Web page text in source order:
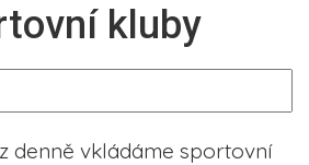
kluby
denně vkládáme sportovní